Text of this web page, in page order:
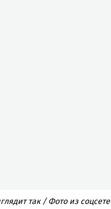
так / Фото из